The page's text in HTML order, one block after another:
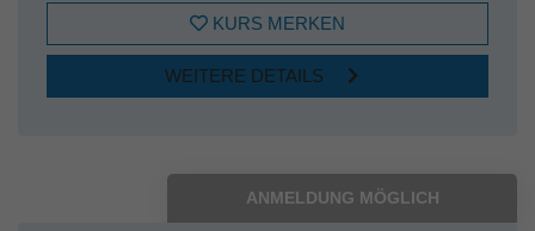
KURS MERKEN
WEITERE DETAILS
ANMELDUNG MÖGLICH